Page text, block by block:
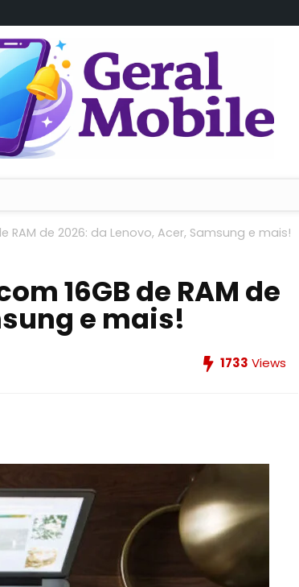
RAM de 2026: da Lenovo, Acer, Samsung e mais!
16GB de RAM de
e mais!
1733 Views